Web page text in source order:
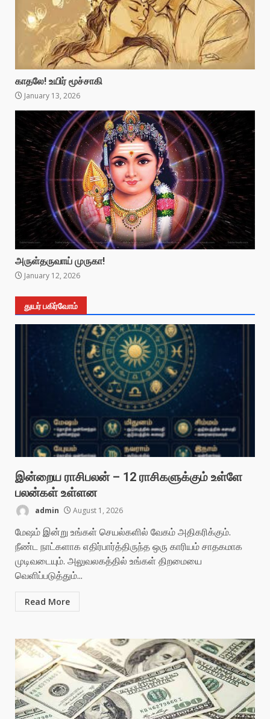
காதலே! உயிர் மூச்சாகி
January 13, 2026
அருள்தருவாய் முருகா!
January 12, 2026
துயர் பகிர்வோம்
இன்றைய ராசிபலன் – 12 ராசிகளுக்கும் உள்ளே
பலன்கள் உள்ளன
admin August 1, 2026
மேஷம் இன்று உங்கள் செயல்களில் வேகம் அதிகரிக்கும்.
நீண்ட நாட்களாக எதிர்பார்த்திருந்த ஒரு காரியம் சாதகமாக
முடிவடையும். அலுவலகத்தில் உங்கள் திறமையை
வெளிப்படுத்தும்...
Read More